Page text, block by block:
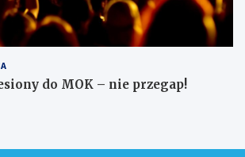
do MOK – nie przegap!